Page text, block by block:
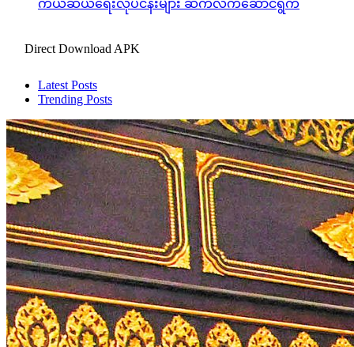
ကယ်ဆယ်ရေးလုပ်ငန်းများ ဆက်လက်ဆောင်ရွက်
Direct Download APK
Latest Posts
Trending Posts